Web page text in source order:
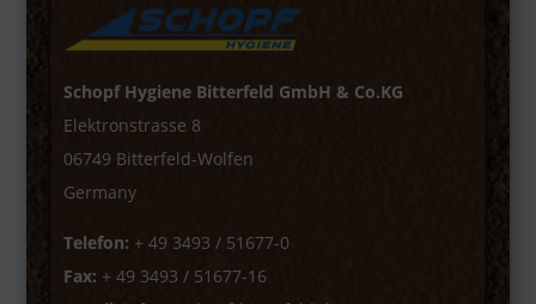
Schopf Hygiene Bitterfeld GmbH & Co.KG
Elektronstrasse 8
06749 Bitterfeld-Wolfen
Germany
Telefon: + 49 3493 / 51677-0
Fax: + 49 3493 / 51677-16